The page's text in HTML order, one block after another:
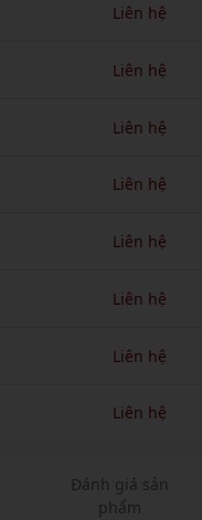
Liên hệ
Liên hệ
Liên hệ
Liên hệ
Liên hệ
Liên hệ
Liên hệ
Liên hệ
Đánh giá sản
phẩm